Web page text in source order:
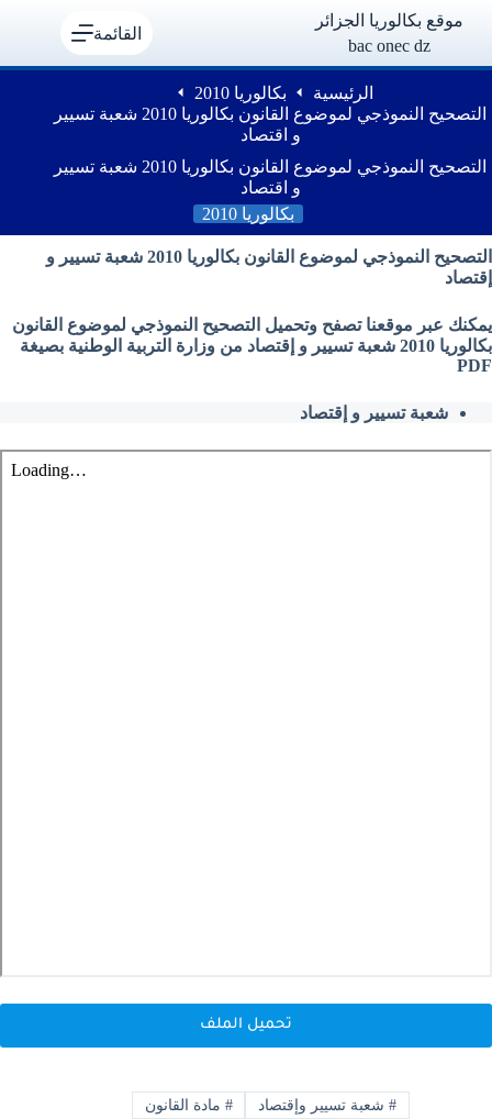
موقع بكالوريا الجزائر
bac onec dz
القائمة
الرئيسية
بكالوريا 2010
التصحيح النموذجي لموضوع القانون بكالوريا 2010 شعبة تسيير
و اقتصاد
التصحيح النموذجي لموضوع القانون بكالوريا 2010 شعبة تسيير
و اقتصاد
بكالوريا 2010
التصحيح النموذجي لموضوع القانون بكالوريا 2010 شعبة تسيير و
إقتصاد
يمكنك عبر موقعنا تصفح وتحميل التصحيح النموذجي لموضوع القانون
بكالوريا 2010 شعبة تسيير و إقتصاد من وزارة التربية الوطنية بصيغة
PDF
شعبة تسيير و إقتصاد
تحميل الملف
#شعبة تسيير وإقتصاد # مادة القانون